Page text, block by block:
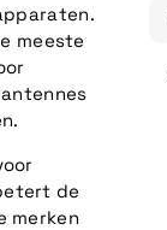
meeste
de
merken